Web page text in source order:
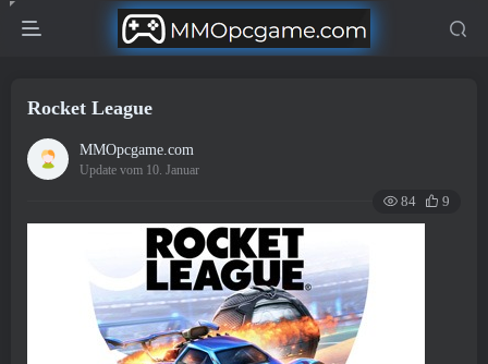
Rocket League
MMOpcgame.com
Update vom 10. Januar
84 9